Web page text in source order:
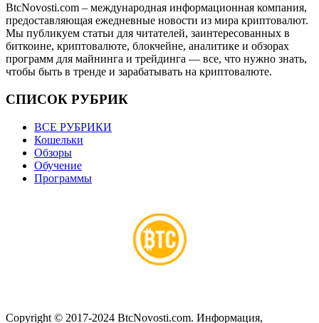
BtcNovosti.com – международная информационная компания,
предоставляющая ежедневные новости из мира криптовалют.
Мы публикуем статьи для читателей, заинтересованных в
биткоине, криптовалюте, блокчейне, аналитике и обзорах
программ для майнинга и трейдинга — все, что нужно знать,
чтобы быть в тренде и зарабатывать на криптовалюте.
СПИСОК РУБРИК
ВСЕ РУБРИКИ
Кошельки
Обзоры
Обучение
Программы
Copyright © 2017-2024 BtcNovosti.com. Информация,